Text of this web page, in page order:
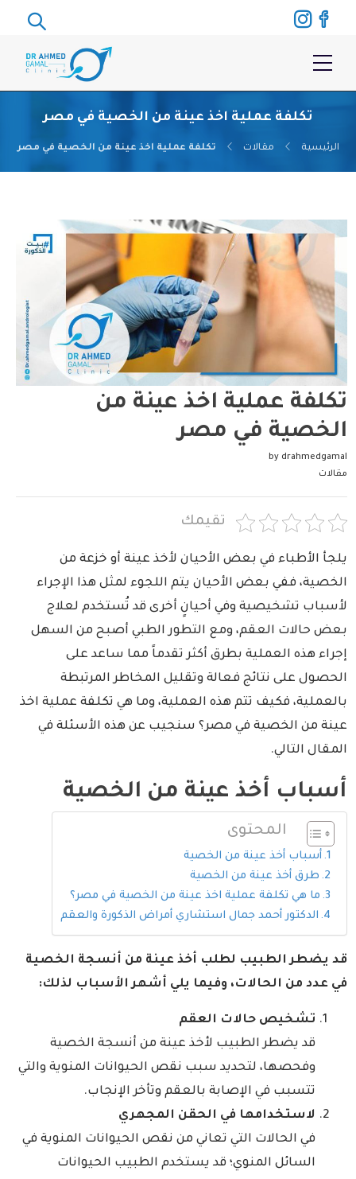
تكلفة عملية اخذ عينة من الخصية في مصر
الرئيسية مقالات تكلفة عملية اخذ عينة من الخصية في مصر
تكلفة عملية اخذ عينة من
الخصية في مصر
by drahmedgamal
مقالات
تقيمك
يلجأ الأطباء في بعض الأحيان لأخذ عينة أو خزعة من
الخصية، ففي بعض الأحيان يتم اللجوء لمثل هذا الإجراء
لأسباب تشخيصية وفي أحيانٍ أخرى قد تُستخدم لعلاج
بعض حالات العقم، ومع التطور الطبي أصبح من السهل
إجراء هذه العملية بطرق أكثر تقدماً مما ساعد على
الحصول على نتائج فعالة وتقليل المخاطر المرتبطة
بالعملية، فكيف تتم هذه العملية، وما هي تكلفة عملية اخذ
عينة من الخصية في مصر؟ سنجيب عن هذه الأسئلة في
المقال التالي.
أسباب أخذ عينة من الخصية
المحتوى
أسباب أخذ عينة من الخصية
طرق أخذ عينة من الخصية
ما هي تكلفة عملية اخذ عينة من الخصية في مصر؟
الدكتور أحمد جمال استشاري أمراض الذكورة والعقم
قد يضطر الطبيب لطلب أخذ عينة من أنسجة الخصية
في عدد من الحالات، وفيما يلي أشهر الأسباب لذلك:
تشخيص حالات العقم
قد يضطر الطبيب لأخذ عينة من أنسجة الخصية
وفحصها، لتحديد سبب نقص الحيوانات المنوية والتي
تتسبب في الإصابة بالعقم وتأخر الإنجاب.
لاستخدامها في الحقن المجهري
في الحالات التي تعاني من نقص الحيوانات المنوية في
السائل المنوي؛ قد يستخدم الطبيب الحيوانات